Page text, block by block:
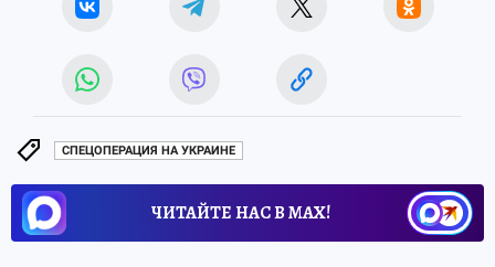
СПЕЦОПЕРАЦИЯ НА УКРАИНЕ
ЧИТАЙТЕ НАС В МАХ!